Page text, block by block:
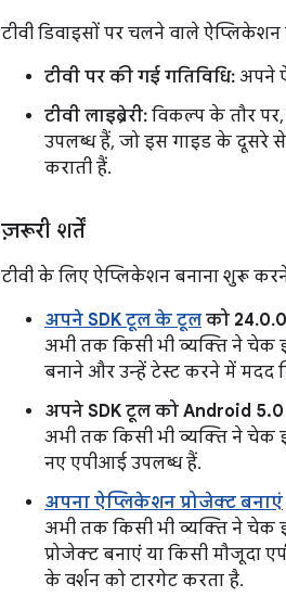
टीवी डिवाइसों पर चलने वाले
टीवी पर की गई गतिविधि: अपने
टीवी लाइब्रेरी: विकल्प के तौर
उपलब्ध हैं, जो इस गाइड के दूसरे
कराती हैं.
ज़रूरी शर्तें
टीवी के लिए ऐप्लिकेशन बनाना शुरू
अपने SDK टूल के टूल को
अभी तक किसी भी व्यक्ति ने चेक
बनाने और उन्हें टेस्ट करने में मदद
अपने SDK टूल को Android
अभी तक किसी भी व्यक्ति ने चेक
नए एपीआई उपलब्ध हैं.
अपना ऐप्लिकेशन प्रोजेक्ट बनाएं
अभी तक किसी भी व्यक्ति ने चेक
प्रोजेक्ट बनाएं या किसी मौजूदा
के वर्शन को टारगेट करता है.